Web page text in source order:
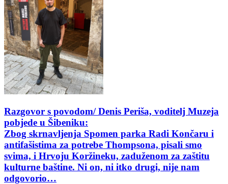
Razgovor s povodom/ Denis Periša, voditelj Muzeja
pobjede u Šibeniku:
Zbog skrnavljenja Spomen parka Radi Končaru i
antifašistima za potrebe Thompsona, pisali smo
svima, i Hrvoju Koržineku, zaduženom za zaštitu
kulturne baštine. Ni on, ni itko drugi, nije nam
odgovorio…